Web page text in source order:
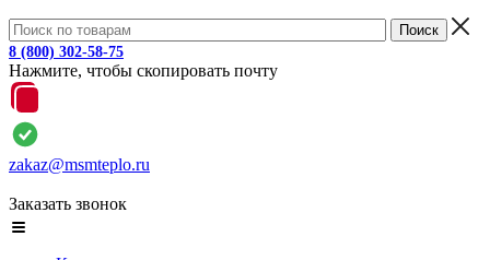
8 (800) 302-58-75
Нажмите, чтобы скопировать почту
zakaz@msmteplo.ru
Заказать звонок